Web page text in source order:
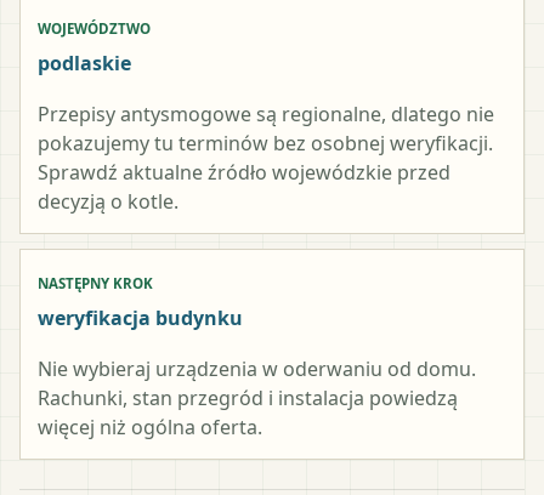
WOJEWÓDZTWO
podlaskie
Przepisy antysmogowe są regionalne, dlatego nie
pokazujemy tu terminów bez osobnej weryfikacji.
Sprawdź aktualne źródło wojewódzkie przed
decyzją o kotle.
NASTĘPNY KROK
weryfikacja budynku
Nie wybieraj urządzenia w oderwaniu od domu.
Rachunki, stan przegród i instalacja powiedzą
więcej niż ogólna oferta.